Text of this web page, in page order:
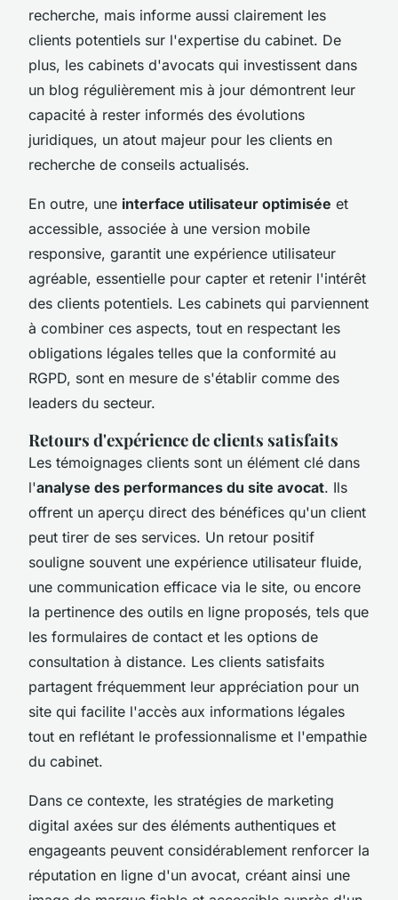
recherche, mais informe aussi clairement les
clients potentiels sur l'expertise du cabinet. De
plus, les cabinets d'avocats qui investissent dans
un blog régulièrement mis à jour démontrent leur
capacité à rester informés des évolutions
juridiques, un atout majeur pour les clients en
recherche de conseils actualisés.
En outre, une interface utilisateur optimisée et
accessible, associée à une version mobile
responsive, garantit une expérience utilisateur
agréable, essentielle pour capter et retenir l'intérêt
des clients potentiels. Les cabinets qui parviennent
à combiner ces aspects, tout en respectant les
obligations légales telles que la conformité au
RGPD, sont en mesure de s'établir comme des
leaders du secteur.
Retours d'expérience de clients satisfaits
Les témoignages clients sont un élément clé dans
l'analyse des performances du site avocat. Ils
offrent un aperçu direct des bénéfices qu'un client
peut tirer de ses services. Un retour positif
souligne souvent une expérience utilisateur fluide,
une communication efficace via le site, ou encore
la pertinence des outils en ligne proposés, tels que
les formulaires de contact et les options de
consultation à distance. Les clients satisfaits
partagent fréquemment leur appréciation pour un
site qui facilite l'accès aux informations légales
tout en reflétant le professionnalisme et l'empathie
du cabinet.
Dans ce contexte, les stratégies de marketing
digital axées sur des éléments authentiques et
engageants peuvent considérablement renforcer la
réputation en ligne d'un avocat, créant ainsi une